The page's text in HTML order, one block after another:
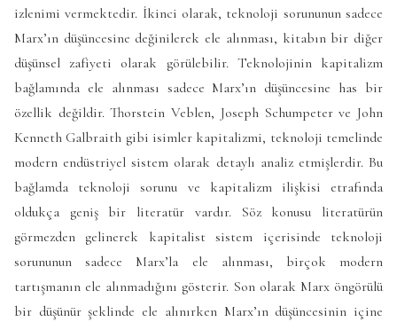
izlenimi vermektedir. İkinci olarak, teknoloji sorununun sadece
Marx’ın düşüncesine değinilerek ele alınması, kitabın bir diğer
düşünsel zafiyeti olarak görülebilir. Teknolojinin kapitalizm
bağlamında ele alınması sadece Marx’ın düşüncesine has bir
özellik değildir. Thorstein Veblen, Joseph Schumpeter ve John
Kenneth Galbraith gibi isimler kapitalizmi, teknoloji temelinde
modern endüstriyel sistem olarak detaylı analiz etmişlerdir. Bu
bağlamda teknoloji sorunu ve kapitalizm ilişkisi etrafında
oldukça geniş bir literatür vardır. Söz konusu literatürün
görmezden gelinerek kapitalist sistem içerisinde teknoloji
sorununun sadece Marx’la ele alınması, birçok modern
tartışmanın ele alınmadığını gösterir. Son olarak Marx öngörülü
bir düşünür şeklinde ele alınırken Marx’ın düşüncesinin içine